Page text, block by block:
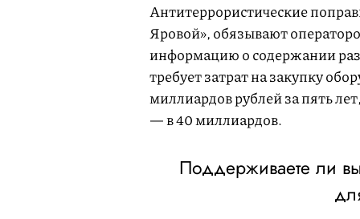
Антитеррористические
Яровой», обязывают
информацию о содержании
требует затрат на закупку
миллиардов рублей за пять
— в 40 миллиардов.
Поддерживаете ли